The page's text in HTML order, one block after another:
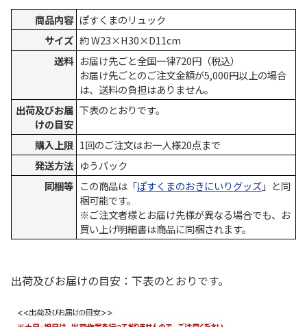
商品内容 ぽすくまのリュック
サイズ 約 W23×H30×D11cm
送料 お届け先ごと全国一律720円（税込）
お届け先ごとのご注文金額が5,000円以上の場合
は、送料の負担はありません。
出荷及びお届
けの目安
下表のとおりです。
購入上限 1回のご注文はお一人様20点まで
発送方法 ゆうパック
同梱等 この商品は「ぽすくまのおきにいりグッズ」と同
梱可能です。
※ご注文者様とお届け先様が異なる場合でも、お
買い上げ明細書は商品に同梱されます。
出荷及びお届けの目安：下表のとおりです。